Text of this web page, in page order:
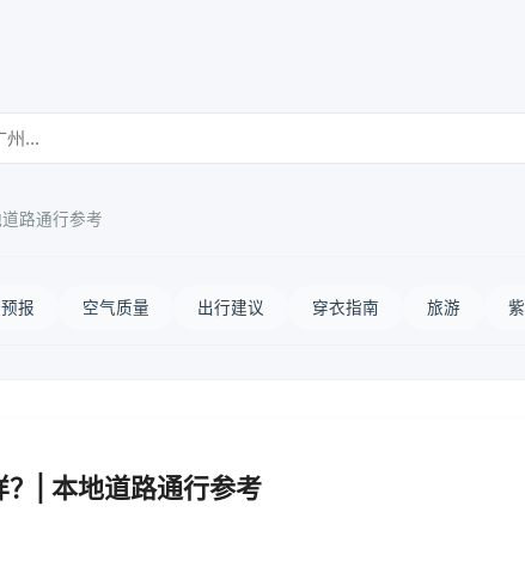
路通行参考
报 空气质量 出行建议 穿衣指南 旅游
？| 本地道路通行参考